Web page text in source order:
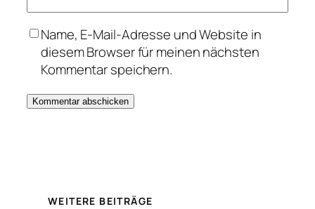
Name, E-Mail-Adresse und Website in
diesem Browser für meinen nächsten
Kommentar speichern.
WEITERE BEITRÄGE